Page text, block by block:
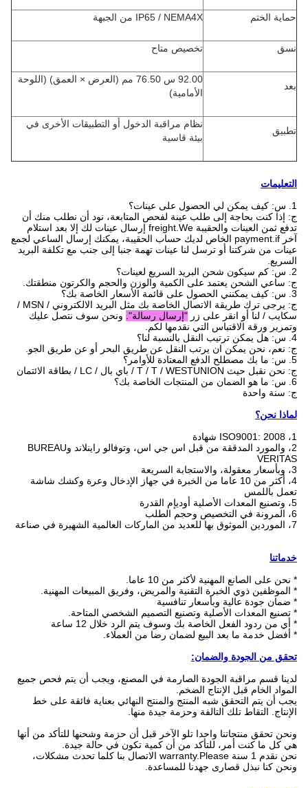
حماية الختم IP65 / NEMA4X من الجبهة
نسق تخصيص متاح
بعد
92.00 س 76.50 مم (العرض × العمق) (اللوحة
الأمامية)
تطبيق
نظام مراقبة الدخول أو التطبيقات الأخرى في
بيئة قاسية
التعليمات
1. س: كيف يمكن لي الحصول على عينات؟
ج: إذا كنت بحاجة إلى طلب عينة لفحص المتابعة، نود أن نطلب منك أن
تدفع ثمن العينات والحقيبة freight.We إرسال عينات لك إلا بعد استلام
آخر payment.if الخاص لديك حساب الحقيبة، يمكنك إرسال الساعي لجمع
عينات من شركتنا أو ترسل لنا عينات تهمة جنبا إلى جنب مع تكلفة البريد
السريع.
2. س: كم سيكون شحن البريد السريع لعينات؟
ج: ساعي الشحن يعتمد على الكمية والوزن والحجم والكرتون منطقتك.
3. س: كيف يمكنني الحصول على قائمة الأسعار الخاصة بك؟
ج: يرجى ترك طريقة الاتصال الخاصة بك مثل البريد الالكتروني / MSN /
سكايب / لنا أو انقر على زر "إرسال رسالة". ونحن سوف نتصل عليك
وتمرير ورقة الاقتباس التي نقدمها لكم.
4. س: هل يمكن ترتيب النقل بالنسبة لنا؟
ج: نعم، نحن يمكن ان يرتب النقل عن طريق البحر أو عن طريق الجو.
5. س: ما بك مصطلح الدفع المعتادة للأوامر؟
ج: نحن نقبل حيث T / T / WESTUNION / باي بال / LC / بطاقة الائتمان
6. س: ما هو الضمان من المنتجات الخاصة بك؟
ج: سنة واحدة
لماذا نحن؟
1، ISO9001: 2008 شهادة
2، والمورد المدققة من قبل اس جي اس، وتوفالو راينلاند وBUREAU
VERITAS
3، وبأسعار معقولة، والاستجابة السريعة
4، أكثر من 10 عاما من الخبرة في جهاز الإدخال وعرة وكشك شاشة
تعمل باللمس
5، وتصنيع المعدات الأصلية أوديإم القدرة
6، المرونة في التخصيص وحجم الطلب
7، الموردين الموثوق بها للعديد من الماركات العالمية الشهيرة في صناعة
خدماتنا
* نحن على الصانع المهنية لأكثر من 10 عاما.
* الموظفين ذوي الخبرة التقنية والمريض، وفريق المبيعات المهنية.
* ضمان جودة عالية وبأسعار تنافسية
* تصنيع المعدات الأصلية وتصنيع التصميم الشخصي المتاحة.
* أي من ردود الفعل الخاصة بك وسوف يتم الرد خلال 12 ساعة
* أفضل خدمة ما بعد البيع لضمان رضا من العملاء.
تحقق من الجودة والضمان:
لدينا قسم مراقبة الجودة الصارمة في المصنع، ويجب أن يتم فحص جميع
المواد الخام قبل الإنتاج الضخم.
يجب أن يتم التحقق شبه المنتج والمنتج النهائي بعناية فائقة على خط
الإنتاج.
التقاط تلك التالفة وحزمة جيدة منها.
ونحن تحقق منتجاتنا واحدا تلو الآخر قبل أن حزمة وشحنها للتأكد من أنها
هي كل ما كنت أمر، للتأكد من أن كمية تكون في حالة جيدة.
نحن نقدم 1 سنة warranty.Please الاتصال بنا كلما تحدث مشكلات،
ونحن كنا نبذل قصارى جهدنا للمساعدة.